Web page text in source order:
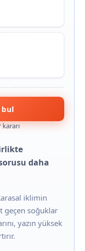
bul
daha
iklimin
geçen soğuklar
yazın yüksek